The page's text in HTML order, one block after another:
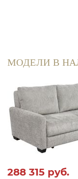
МОДЕЛИ В
288 315 руб.